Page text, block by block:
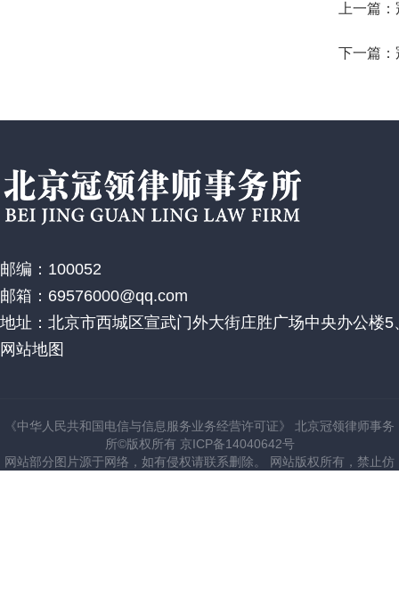
上一篇
下一篇：
邮编：100052
邮箱：69576000@qq.com
地址：北京市西城区宣武门外大街庄胜广场中央办公楼5
网站地图
《中华人民共和国电信与信息服务业务经营许可证》 北京冠领律师事务
所©版权所有 京ICP备14040642号
网站部分图片源于网络，如有侵权请联系删除。 网站版权所有，禁止仿